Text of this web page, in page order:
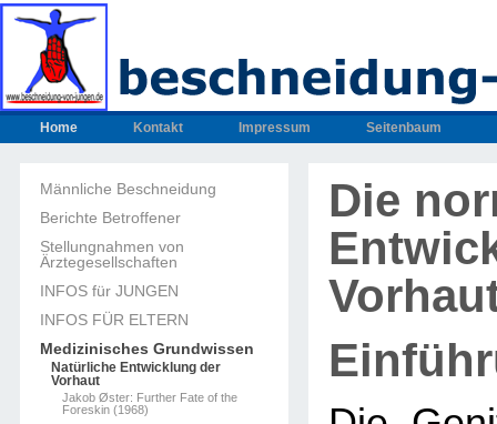
Home Kontakt Impressum Seitenbaum
Männliche Beschneidung
Berichte Betroffener
Stellungnahmen von
Ärztegesellschaften
INFOS für JUNGEN
INFOS FÜR ELTERN
Medizinisches Grundwissen
Natürliche Entwicklung der
Vorhaut
Jakob Øster: Further Fate of the
Foreskin (1968)
Die